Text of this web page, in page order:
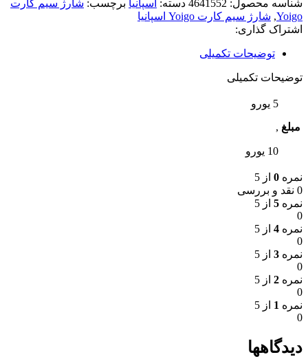
شناسه محصول: 4641552 دسته: اسپانیا برچسب: شارژ سیم کارت
Yoigo
, شارژ سیم کارت Yoigo اسپانیا
اشتراک گذاری:
توضیحات تکمیلی
توضیحات تکمیلی
مبلغ
5 یورو
,
10 یورو
نمره 0 از 5
0 نقد و بررسی
نمره 5 از 5
0
نمره 4 از 5
0
نمره 3 از 5
0
نمره 2 از 5
0
نمره 1 از 5
0
دیدگاهها